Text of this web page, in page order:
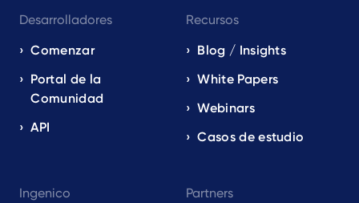
Desarrolladores
Comenzar
Portal de la
Comunidad
API
Recursos
Blog / Insights
White Papers
Webinars
Casos de estudio
Ingenico Partners